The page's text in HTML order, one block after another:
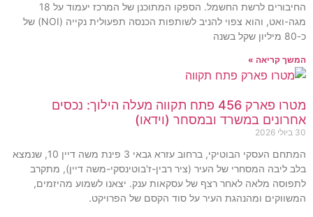
החיבורים לרשת החשמל. הספקו המתוכנן של המרכז יעמוד על 18
מגה-ואט, והוא צפוי להניב לשותפות הכנסה תפעולית נקייה (NOI) של
כ-80 מיליון שקל בשנה
המשך קריאה »
מטרו פארק 456 פתח תקווה מעלה הילוך: נכסים
אחרונים במשרד ובמסחר (וידאו)
30 ביולי 2026
המתחם העסקי הבוטיקי, ברחוב עזרא גבאי 3 פינת משה דיין 10, שנמצא
בלב ליבה המסחרי של העיר (ציר רבין-ז'בוטינסקי-משה דיין), מתקרב
לתפוסה מלאה לאחר רצף של עסקאות ענק. יצאנו לשמוע מהיזמים,
המשווקים ומהנהגת העיר על סוד הקסם של הפרויקט.